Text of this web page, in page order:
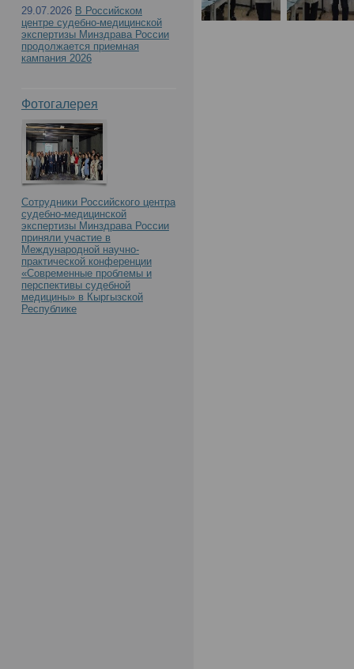
признаков человека
останков»
29.07.2026 В Российском
центре судебно-медицинской
экспертизы Минздрава России
продолжается приемная
кампания 2026
Фотогалерея
Сотрудники Российского центра
судебно-медицинской
экспертизы Минздрава России
приняли участие в
Международной научно-
практической конференции
«Современные проблемы и
перспективы судебной
медицины» в Кыргызской
Республике